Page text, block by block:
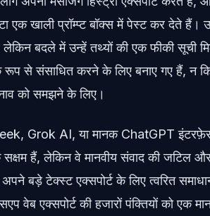
एक खाली प्रॉम्प्ट बॉक्स में पेस्ट कर देते हैं।
लेकिन बदले में उन्हें तथ्यों की एक फीकी सूची
रूप से संसाधित करने के लिए बनाए गए हैं, न
को समझने के लिए।
Grok AI, या मानक ChatGPT इंटरफ़ेस
हैं, लेकिन वे मानवीय संवाद की जटिल
बड़े टेक्स्ट एक्सपोर्ट के लिए त्वरित
वेब एक्सपोर्ट की हजारों पंक्तियों को एक